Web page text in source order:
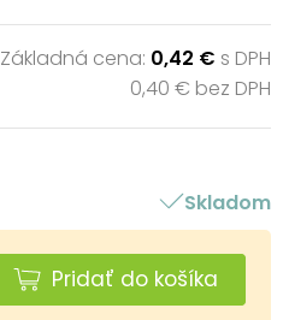
Základná cena: 0,42 € s DPH
0,40 € bez DPH
Skladom
Pridať do košíka